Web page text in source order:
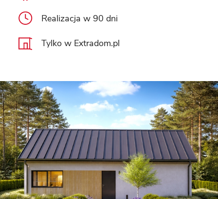
Realizacja w 90 dni
Tylko w Extradom.pl